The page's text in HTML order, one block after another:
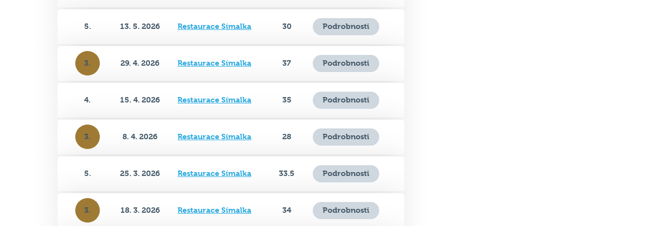
3. 29. 4. 2026 Restaurace Símalka 37 Podrobnosti
4. 15. 4. 2026 Restaurace Símalka 35 Podrobnosti
3. 8. 4. 2026 Restaurace Símalka 28 Podrobnosti
5. 25. 3. 2026 Restaurace Símalka 33.5 Podrobnosti
3. 18. 3. 2026 Restaurace Símalka 34 Podrobnosti
4. 4. 3. 2026 Restaurace Símalka 35 Podrobnosti